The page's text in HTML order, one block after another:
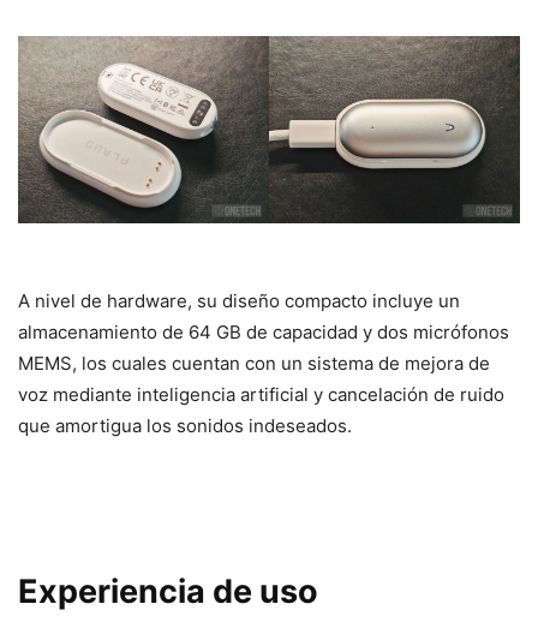
A nivel de hardware, su diseño compacto incluye un
almacenamiento de 64 GB de capacidad y dos micrófonos
MEMS, los cuales cuentan con un sistema de mejora de
voz mediante inteligencia artificial y cancelación de ruido
que amortigua los sonidos indeseados.
Experiencia de uso